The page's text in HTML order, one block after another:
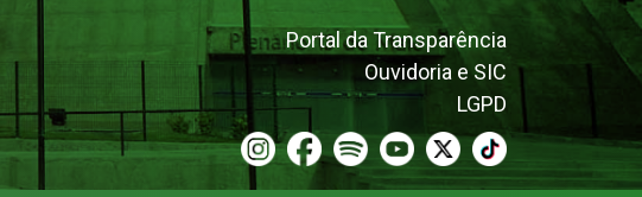
Portal da Transparência
Ouvidoria e SIC
LGPD